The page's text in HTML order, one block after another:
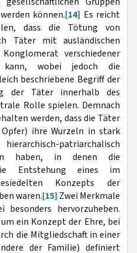
können.[14] Es reicht
dass die Tötung von
Täter mit ausländischen
verschiedener
kann, wobei jedoch die
beschriebene Begriff der
der Täter innerhalb des
Rolle spielen. Demnach
werden, dass die Täter
ihre Wurzeln in stark
patriarchalisch
haben, in denen die
Entstehung eines im
Konzepts der
waren.[15] Zwei Merkmale
besonders hervorzuheben.
ein Konzept der Ehre, bei
die Mitgliedschaft in einer
der Familie) definiert